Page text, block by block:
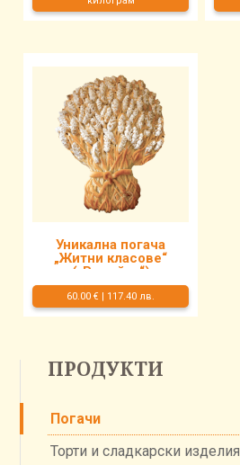
Уникална погача
„Житни класове“
(„Ръкойка“)
60.00 € | 117.40 лв.
ПРОДУКТИ
Погачи
Торти и сладкарски изделия